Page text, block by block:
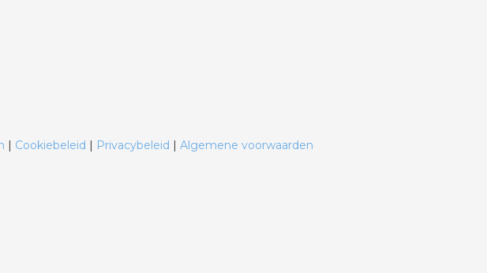
| Cookiebeleid | Privacybeleid | Algemene voorwaarden